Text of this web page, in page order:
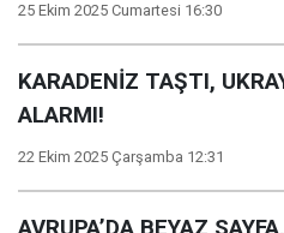
25 Ekim 2025 Cumartesi 16:30
KARADENİZ TAŞTI,
ALARMI!
22 Ekim 2025 Çarşamba 12:31